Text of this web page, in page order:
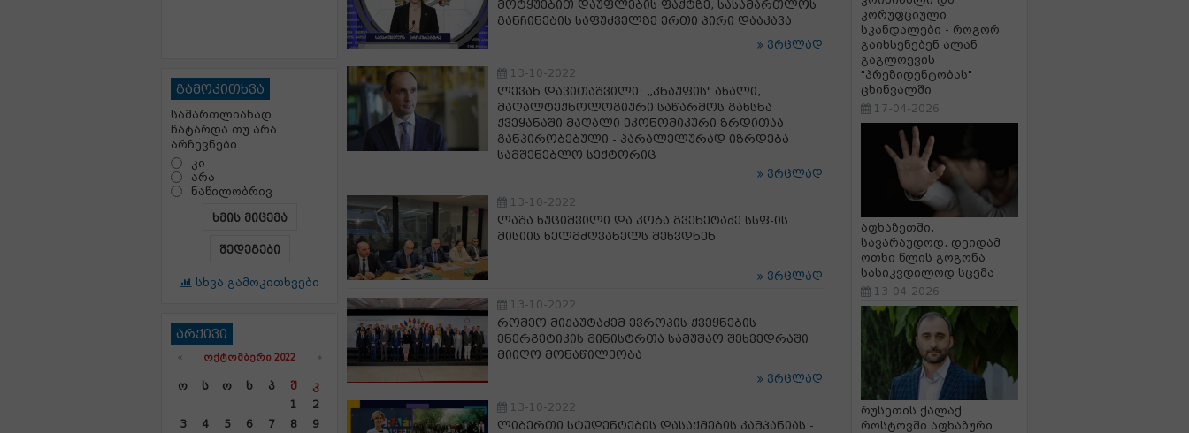
გამოკითხვა
სამართლიანად
ჩატარდა თუ არა
არჩევნები
კი
არა
ნაწილობრივ
ხმის მიცემა
შედეგები
სხვა გამოკითხვები
არქივი
« ᲝᲥᲢᲝᲛᲑᲔᲠᲘ 2022 »
Ო Ს Ო Ხ Პ Შ
Კ
1
2
3
4 5 6 7 8
9
მოტყუებით დაუფლების ფაქტზე, სასამართლოს
განჩინების საფუძველზე ერთი პირი დააკავა
ვრცლად
13-10-2022
ლევან დავითაშვილი: „კნაუფის" ახალი,
მაღალტექნოლოგიური საწარმოს გახსნა
ქვეყანაში მაღალი ეკონომიკური ზრდითაა
განპირობებული - პარალელურად იზრდება
სამშენებლო სექტორიც
ვრცლად
13-10-2022
ლაშა ხუციშვილი და კობა გვენეტაძე სსფ-ის
მისიის ხელმძღვანელს შეხვდნენ
ვრცლად
13-10-2022
რომეო მიქაუტაძემ ევროპის ქვეყნების
ენერგეტიკის მინისტრთა სამუშაო შეხვედრაში
მიიღო მონაწილეობა
ვრცლად
13-10-2022
ლიბერთი სტუდენტების დასაქმების კამპანიას -
კორუფციული
სკანდალები - როგორ
გაიხსენებენ ალან
გაგლოევის
"პრეზიდენტობას"
ცხინვალში
17-04-2026
აფხაზეთში,
სავარაუდოდ, დეიდამ
ოთხი წლის გოგონა
სასიკვდილოდ სცემა
13-04-2026
რუსეთის ქალაქ
როსტოვში აფხაზური